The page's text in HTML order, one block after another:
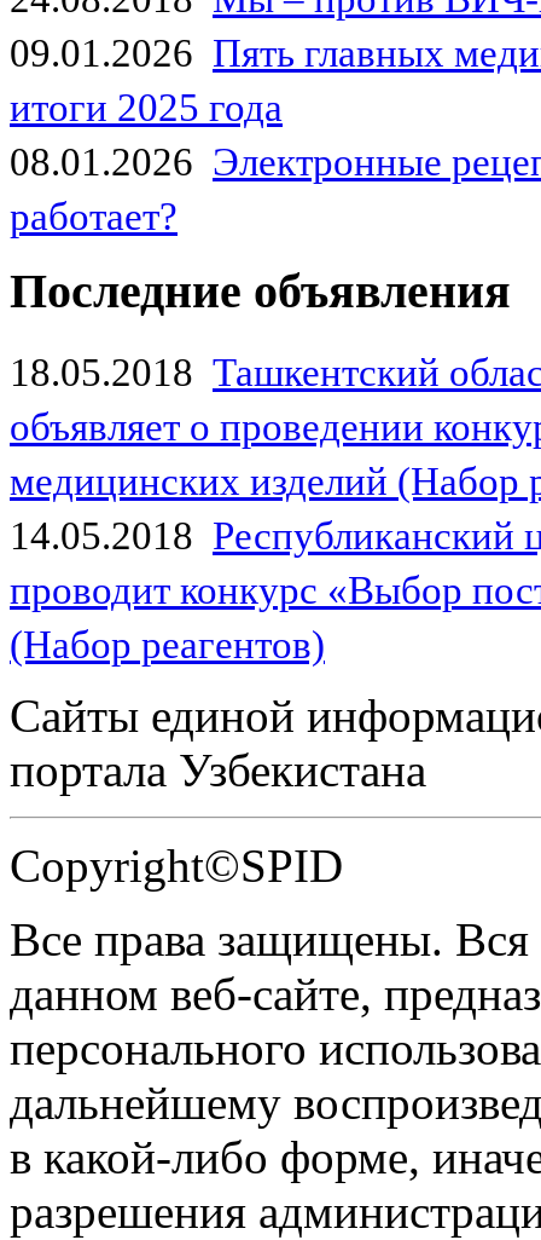
09.01.2026 Пять главных
итоги 2025 года
08.01.2026 Электронные
работает?
Последние объявления
18.05.2018 Ташкентский
объявляет о проведении
медицинских изделий (Набор
14.05.2018
проводит конкурс «Выбор
(Набор реагентов)
Сайты единой
портала Узбекистана
Copyright©SPID
Все права защищены.
данном веб-сайте,
персонального
дальнейшему
в какой-либо форме,
разрешения